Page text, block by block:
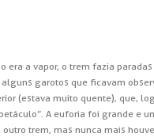
era a vapor, o trem fazia
garotos que ficavam
(estava muito quente), que,
A euforia foi grande e
trem, mas nunca mais